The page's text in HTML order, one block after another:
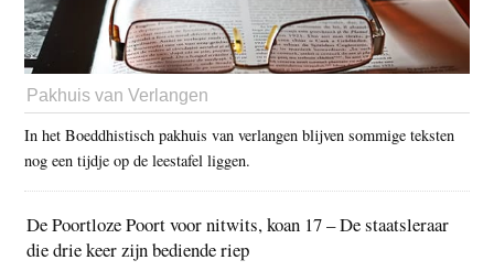
Pakhuis van Verlangen
In het Boeddhistisch pakhuis van verlangen blijven sommige teksten
nog een tijdje op de leestafel liggen.
De Poortloze Poort voor nitwits, koan 17 – De staatsleraar
die drie keer zijn bediende riep